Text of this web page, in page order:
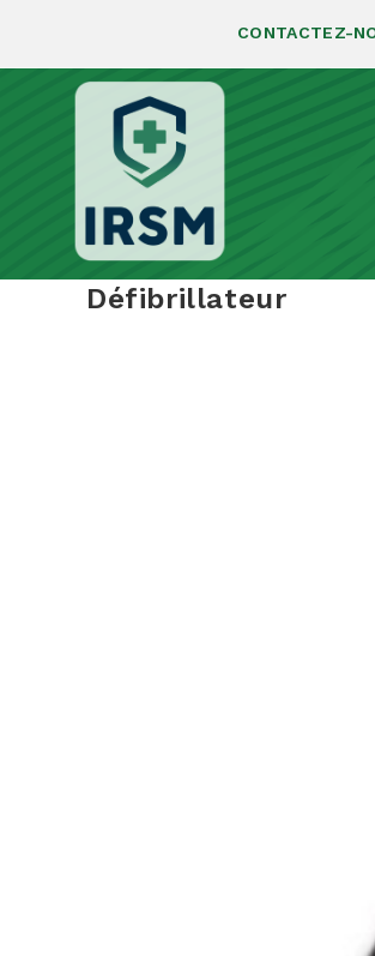
CONTACTEZ-
Défibrillateur